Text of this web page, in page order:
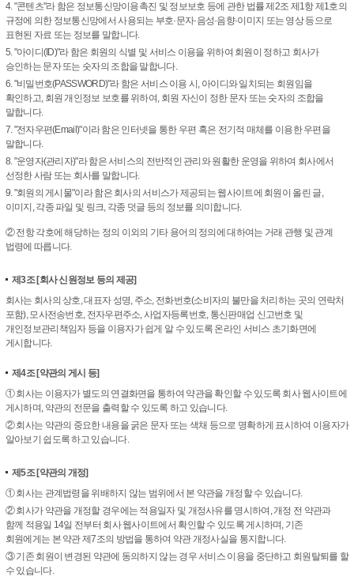
4. "콘텐츠"라 함은 정보통신망이용촉진 및 정보보호 등에 관한 법률 제2조 제1항 제1호의
규정에 의한 정보통신망에서 사용되는 부호·문자·음성·음향·이미지 또는 영상 등으로
표현된 자료 또는 정보를 말합니다.
5. "아이디(ID)"라 함은 회원의 식별 및 서비스 이용을 위하여 회원이 정하고 회사가
승인하는 문자 또는 숫자의 조합을 말합니다.
6. "비밀번호(PASSWORD)"라 함은 서비스 이용 시, 아이디와 일치되는 회원임을
확인하고, 회원 개인정보 보호를 위하여, 회원 자신이 정한 문자 또는 숫자의 조합을
말합니다.
7. "전자우편(Email)"이라 함은 인터넷을 통한 우편 혹은 전기적 매체를 이용한 우편을
말합니다.
8. "운영자(관리자)"라 함은 서비스의 전반적인 관리와 원활한 운영을 위하여 회사에서
선정한 사람 또는 회사를 말합니다.
9. "회원의 게시물"이라 함은 회사의 서비스가 제공되는 웹사이트에 회원이 올린 글,
이미지, 각종 파일 및 링크, 각종 덧글 등의 정보를 의미합니다.
② 전항 각호에 해당하는 정의 이외의 기타 용어의 정의에 대하여는 거래 관행 및 관계
법령에 따릅니다.
제3조[회사 신원정보 등의 제공]
회사는 회사의 상호, 대표자 성명, 주소, 전화번호(소비자의 불만을 처리하는 곳의 연락처
포함), 모사전송번호, 전자우편주소, 사업자등록번호, 통신판매업 신고번호 및
개인정보관리책임자 등을 이용자가 쉽게 알 수 있도록 온라인 서비스 초기화면에
게시합니다.
제4조[약관의 게시 등]
① 회사는 이용자가 별도의 연결화면을 통하여 약관을 확인할 수 있도록 회사 웹사이트에
게시하며, 약관의 전문을 출력할 수 있도록 하고 있습니다.
② 회사는 약관의 중요한 내용을 굵은 문자 또는 색채 등으로 명확하게 표시하여 이용자가
알아보기 쉽도록 하고 있습니다.
제5조[약관의 개정]
① 회사는 관계법령을 위배하지 않는 범위에서 본 약관을 개정할 수 있습니다.
② 회사가 약관을 개정할 경우에는 적용일자 및 개정사유를 명시하여, 개정 전 약관과
함께 적용일 14일 전부터 회사 웹사이트에서 확인할 수 있도록 게시하며, 기존
회원에게는 본 약관 제7조의 방법을 통하여 약관 개정사실을 통지합니다.
③ 기존 회원이 변경된 약관에 동의하지 않는 경우 서비스 이용을 중단하고 회원탈퇴를 할
수 있습니다.